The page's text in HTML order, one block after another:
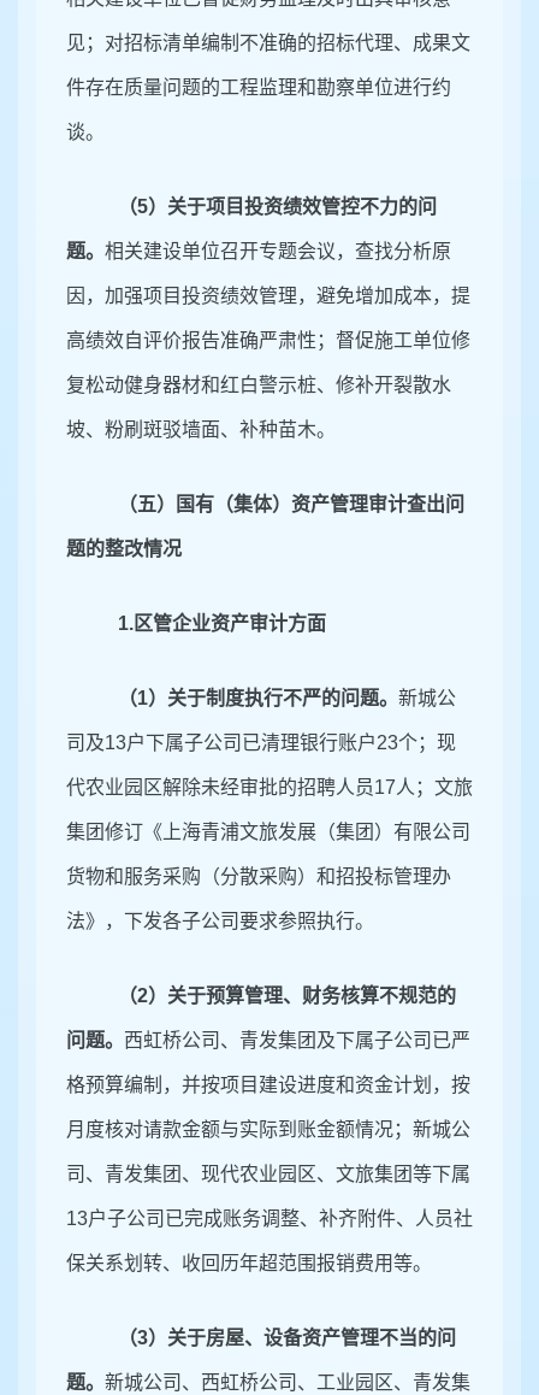
见；对招标清单编制不准确的招标代理、成果文
件存在质量问题的工程监理和勘察单位进行约
谈。
（5）关于项目投资绩效管控不力的问
题。 相关建设单位召开专题会议，查找分析原
因，加强项目投资绩效管理，避免增加成本，提
高绩效自评价报告准确严肃性；督促施工单位修
复松动健身器材和红白警示桩、修补开裂散水
坡、粉刷斑驳墙面、补种苗木。
（五）国有（集体）资产管理审计查出问
题的整改情况
1.区管企业资产审计方面
（1）关于制度执行不严的问题。 新城公
司及13户下属子公司已清理银行账户23个；现
代农业园区解除未经审批的招聘人员17人；文旅
集团修订《上海青浦文旅发展（集团）有限公司
货物和服务采购（分散采购）和招投标管理办
法》，下发各子公司要求参照执行。
（2） 关于预算管理、财务核算不规范的
问题。 西虹桥公司、青发集团及下属子公司已严
格预算编制，并按项目建设进度和资金计划，按
月度核对请款金额与实际到账金额情况；新城公
司、青发集团、现代农业园区、文旅集团等下属
13户子公司已完成账务调整、补齐附件、人员社
保关系划转、收回历年超范围报销费用等。
（3） 关于房屋、设备资产管理不当的问
题。 新城公司、西虹桥公司、工业园区、青发集